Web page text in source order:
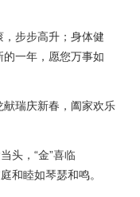
步步高升；身体健
一年，愿您万事如
瑞庆新春，阖家欢乐
头，“金”喜临
和睦如琴瑟和鸣。